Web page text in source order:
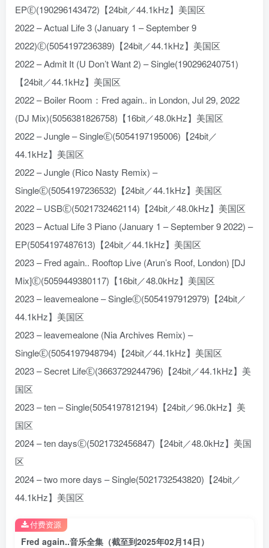
EPⒺ(190296143472)【24bit／44.1kHz】美国区
2022 – Actual Life 3 (January 1 – September 9
2022)Ⓔ(5054197236389)【24bit／44.1kHz】美国区
2022 – Admit It (U Don’t Want 2) – Single(190296240751)
【24bit／44.1kHz】美国区
2022 – Boiler Room：Fred again.. in London, Jul 29, 2022
(DJ Mix)(5056381826758)【16bit／48.0kHz】美国区
2022 – Jungle – SingleⒺ(5054197195006)【24bit／
44.1kHz】美国区
2022 – Jungle (Rico Nasty Remix) –
SingleⒺ(5054197236532)【24bit／44.1kHz】美国区
2022 – USBⒺ(5021732462114)【24bit／48.0kHz】美国区
2023 – Actual Life 3 Piano (January 1 – September 9 2022) –
EP(5054197487613)【24bit／44.1kHz】美国区
2023 – Fred again.. Rooftop Live (Arun’s Roof, London) [DJ
Mix]Ⓔ(5059449380117)【16bit／48.0kHz】美国区
2023 – leavemealone – SingleⒺ(5054197912979)【24bit／
44.1kHz】美国区
2023 – leavemealone (Nia Archives Remix) –
SingleⒺ(5054197948794)【24bit／44.1kHz】美国区
2023 – Secret LifeⒺ(3663729244796)【24bit／44.1kHz】美
国区
2023 – ten – Single(5054197812194)【24bit／96.0kHz】美
国区
2024 – ten daysⒺ(5021732456847)【24bit／48.0kHz】美国
区
2024 – two more days – Single(5021732543820)【24bit／
44.1kHz】美国区
Fred again..音乐全集（截至到2025年02月14日）
付费资源